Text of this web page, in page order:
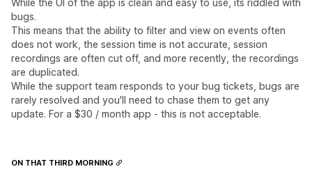
While the UI of the app is clean and easy to use, its riddled with
bugs.
This means that the ability to filter and view on events often
does not work, the session time is not accurate, session
recordings are often cut off, and more recently, the recordings
are duplicated.
While the support team responds to your bug tickets, bugs are
rarely resolved and you'll need to chase them to get any
update. For a $30 / month app - this is not acceptable.
ON THAT THIRD MORNING